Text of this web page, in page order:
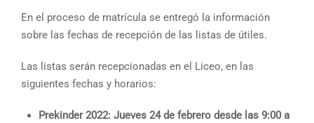
En el proceso de matrícula se entregó la información
sobre las fechas de recepción de las listas de útiles.
Las listas serán recepcionadas en el Liceo, en las
siguientes fechas y horarios:
Prekinder 2022: Jueves 24 de febrero desde las 9:00 a